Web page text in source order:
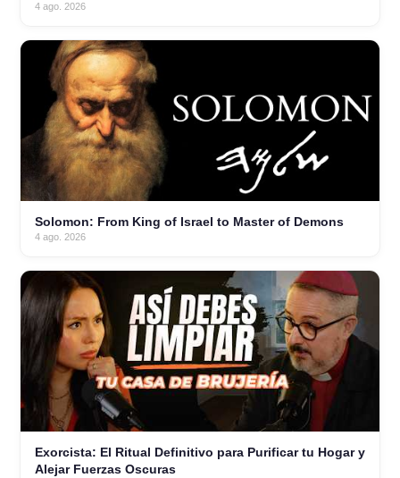
4 ago. 2026
Solomon: From King of Israel to Master of Demons
4 ago. 2026
Exorcista: El Ritual Definitivo para Purificar tu Hogar y
Alejar Fuerzas Oscuras